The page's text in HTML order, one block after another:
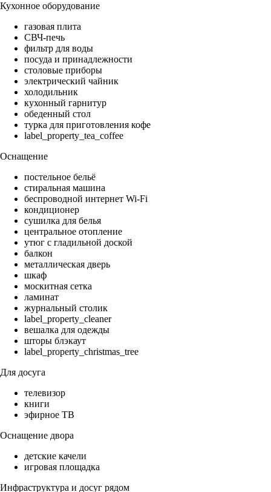
Кухонное оборудование
газовая плита
СВЧ-печь
фильтр для воды
посуда и принадлежности
столовые приборы
электрический чайник
холодильник
кухонный гарнитур
обеденный стол
турка для приготовления кофе
label_property_tea_coffee
Оснащение
постельное бельё
стиральная машина
беспроводной интернет Wi-Fi
кондиционер
сушилка для белья
центральное отопление
утюг с гладильной доской
балкон
металлическая дверь
шкаф
москитная сетка
ламинат
журнальный столик
label_property_cleaner
вешалка для одежды
шторы блэкаут
label_property_christmas_tree
Для досуга
телевизор
книги
эфирное ТВ
Оснащение двора
детские качели
игровая площадка
Инфраструктура и досуг рядом